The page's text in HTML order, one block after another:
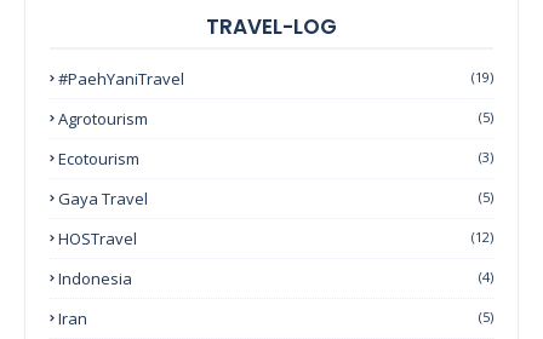
TRAVEL-LOG
#PaehYaniTravel (19)
Agrotourism (5)
Ecotourism (3)
Gaya Travel (5)
HOSTravel (12)
Indonesia (4)
Iran (5)